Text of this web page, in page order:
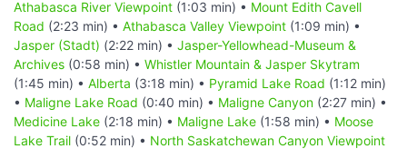
Athabasca River Viewpoint (1:03 min) • Mount Edith Cavell
Road (2:23 min) • Athabasca Valley Viewpoint (1:09 min) •
Jasper (Stadt) (2:22 min) • Jasper-Yellowhead-Museum &
Archives (0:58 min) • Whistler Mountain & Jasper Skytram
(1:45 min) • Alberta (3:18 min) • Pyramid Lake Road (1:12 min)
• Maligne Lake Road (0:40 min) • Maligne Canyon (2:27 min) •
Medicine Lake (2:18 min) • Maligne Lake (1:58 min) • Moose
Lake Trail (0:52 min) • North Saskatchewan Canyon Viewpoint